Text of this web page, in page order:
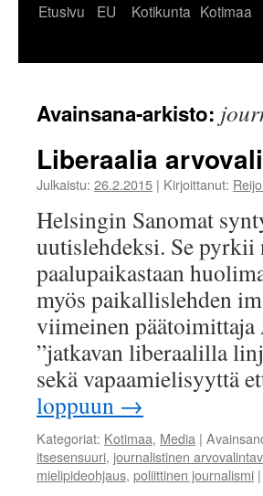
Siirry
Etusivu EU Kotikunta Kotimaa
Avainsana-arkisto:
Liberaalia
Julkaistu: 26.2.2015 | Kirjoittanut:
Helsingin Sanomat
uutislehdeksi. Se pyrkii
paalupaikastaan
myös paikallislehden
viimeinen
”jatkavan liberaalilla
sekä vapaamielisyyttä
loppuun →
Kategoriat: Kotimaa, Media |
itsesensuuri, journalistinen
mielipideohjaus, poliittinen journalismi |